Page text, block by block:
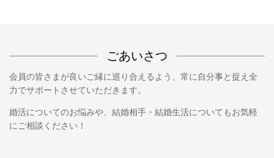
ごあいさつ
会員の皆さまが良いご縁に巡り合えるよう、常に自分事と捉え全
力でサポートさせていただきます。
婚活についてのお悩みや、結婚相手・結婚生活についてもお気軽
にご相談ください！